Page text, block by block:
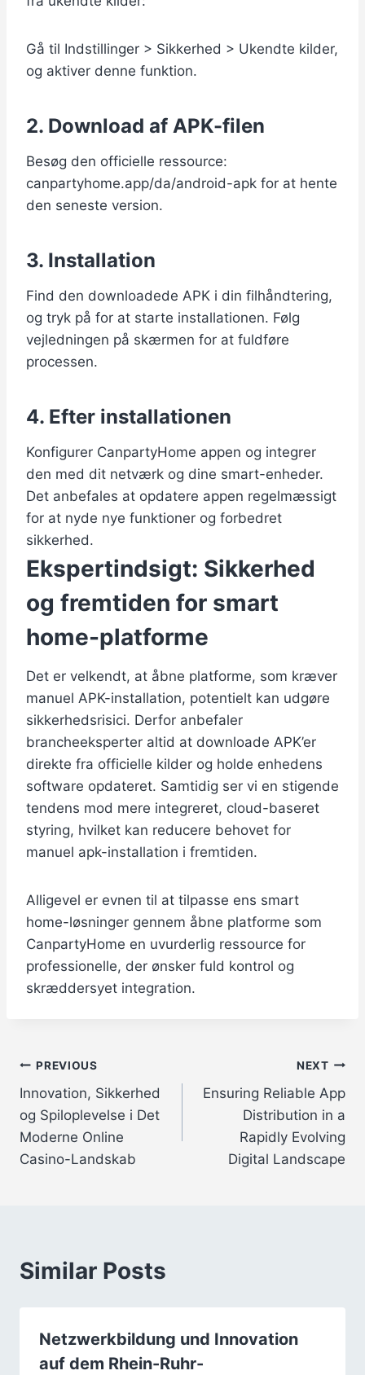
Gå til Indstillinger > Sikkerhed > Ukendte kilder,
og aktiver denne funktion.
2. Download af APK-filen
Besøg den officielle ressource:
canpartyhome.app/da/android-apk for at hente
den seneste version.
3. Installation
Find den downloadede APK i din filhåndtering,
og tryk på for at starte installationen. Følg
vejledningen på skærmen for at fuldføre
processen.
4. Efter installationen
Konfigurer CanpartyHome appen og integrer
den med dit netværk og dine smart-enheder.
Det anbefales at opdatere appen regelmæssigt
for at nyde nye funktioner og forbedret
sikkerhed.
Ekspertindsigt: Sikkerhed
og fremtiden for smart
home-platforme
Det er velkendt, at åbne platforme, som kræver
manuel APK-installation, potentielt kan udgøre
sikkerhedsrisici. Derfor anbefaler
brancheeksperter altid at downloade APK’er
direkte fra officielle kilder og holde enhedens
software opdateret. Samtidig ser vi en stigende
tendens mod mere integreret, cloud-baseret
styring, hvilket kan reducere behovet for
manuel apk-installation i fremtiden.
Alligevel er evnen til at tilpasse ens smart
home-løsninger gennem åbne platforme som
CanpartyHome en uvurderlig ressource for
professionelle, der ønsker fuld kontrol og
skræddersyet integration.
Post
navigation
PREVIOUS
Innovation, Sikkerhed
og Spiloplevelse i Det
Moderne Online
Casino-Landskab
NEXT
Ensuring Reliable App
Distribution in a
Rapidly Evolving
Digital Landscape
Similar Posts
Netzwerkbildung und Innovation
auf dem Rhein-Ruhr-